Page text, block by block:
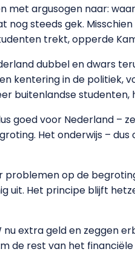
met argusogen naar:
nog steeds gek.
trekt, opperde
dubbel en dwars
kentering in de politiek,
buitenlandse
goed voor Nederland –
Het onderwijs –
problemen op de
uit. Het principe blijft
extra geld en zeggen
de rest van het